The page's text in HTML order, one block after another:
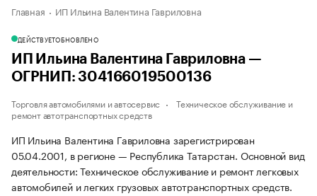
Главная ИП Ильина Валентина Гавриловна
ДЕЙСТВУЕТОБНОВЛЕНО
ИП Ильина Валентина Гавриловна —
ОГРНИП: 304166019500136
Торговля автомобилями и автосервис
Техническое обслуживание и
ремонт автотранспортных средств
ИП Ильина Валентина Гавриловна зарегистрирован
05.04.2001, в регионе — Республика Татарстан. Основной вид
деятельности: Техническое обслуживание и ремонт легковых
автомобилей и легких грузовых автотранспортных средств.